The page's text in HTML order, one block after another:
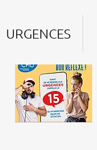
URGENCES